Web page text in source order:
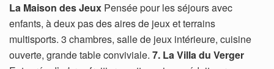
La Maison des Jeux Pensée pour les séjours avec
enfants, à deux pas des aires de jeux et terrains
multisports. 3 chambres, salle de jeux intérieure, cuisine
ouverte, grande table conviviale. 7. La Villa du Verger